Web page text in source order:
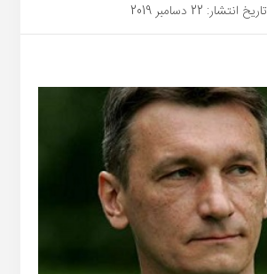
تاریخ انتشار: 22 دسامبر 2019